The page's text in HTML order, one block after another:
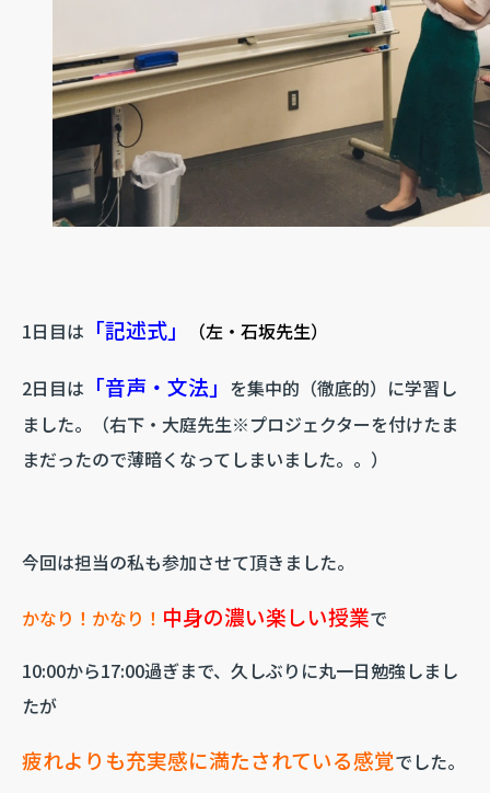
1日目は 「記述式」 （左・石坂先生）
2日目は 「音声・文法」 を集中的（徹底的）に学習し
ました。（右下・大庭先生※プロジェクターを付けたま
まだったので薄暗くなってしまいました。。）
今回は担当の私も参加させて頂きました。
かなり！かなり！ 中身の濃い楽しい授業で
10:00から17:00過ぎまで、久しぶりに丸一日勉強しまし
たが
疲れよりも充実感に満たされている感覚でした。